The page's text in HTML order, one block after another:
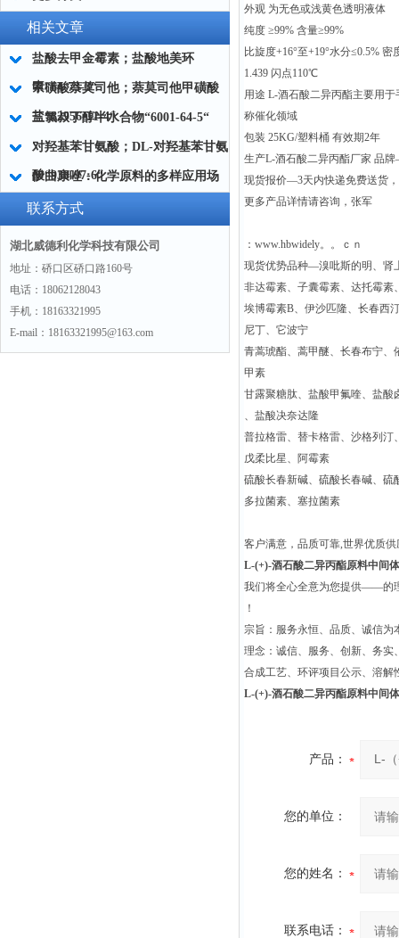
相关文章
盐酸去甲金霉素；盐酸地美环
素“64-73-3“
甲磺酸萘莫司他；萘莫司他甲磺酸
盐“82956-11-4“
三氯叔丁醇半水合物“6001-64-5“
对羟基苯甘氨酸；DL-对羟基苯甘氨
酸“938-97-6“
伊曲康唑：化学原料的多样应用场
景
联系方式
湖北威德利化学科技有限公司
地址：硚口区硚口路160号
电话：18062128043
手机：18163321995
E-mail：18163321995@163.com
外观 为无色或浅黄色透明液体
纯度 ≥99% 含量≥99%
比旋度+16°至+19°水分≤0.5%
1.439 闪点110℃
用途 L-酒石酸二异丙酯主要用
称催化领域
包装 25KG/塑料桶 有效期2年
生产L-酒石酸二异丙酯厂家 品
现货报价—3天内快递免费送货
更多产品详情请咨询，张军
：www.hbwidely。。ｃｎ
现货优势品种—溴吡斯的明、肾
非达霉素、子囊霉素、达托霉素
埃博霉素B、伊沙匹隆、长春西
尼丁、它波宁
青蒿琥酯、蒿甲醚、长春布宁
甲素
甘露聚糖肽、盐酸甲氟喹、盐酸
、盐酸决奈达隆
普拉格雷、替卡格雷、沙格列汀
戊柔比星、阿霉素
硫酸长春新碱、硫酸长春碱、硫
多拉菌素、塞拉菌素
客户满意，品质可靠,世界优质
L-(+)-酒石酸二异丙酯原料中间
我们将全心全意为您提供——的
！
宗旨：服务永恒、品质、诚信
理念：诚信、服务、创新、务实
合成工艺、环评项目公示、溶解
L-(+)-酒石酸二异丙酯原料中间
产品：
您的单位：
您的姓名：
联系电话：